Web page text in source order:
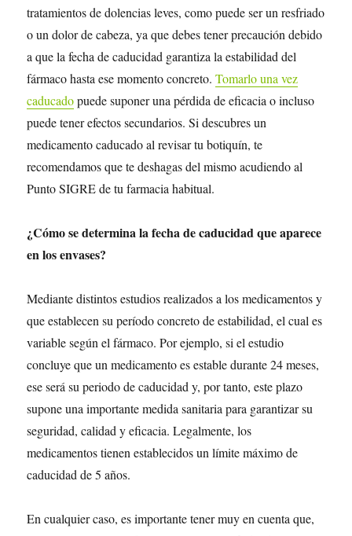
tratamientos de dolencias leves, como puede ser un resfriado
o un dolor de cabeza, ya que debes tener precaución debido
a que la fecha de caducidad garantiza la estabilidad del
fármaco hasta ese momento concreto.Tomarlo una vez
caducadopuede suponer una pérdida de eficacia o incluso
puede tener efectos secundarios. Si descubres un
medicamento caducado al revisar tu botiquín, te
recomendamos que te deshagas del mismo acudiendo al
Punto SIGRE de tu farmacia habitual.
¿Cómo se determina la fecha de caducidad que aparece
en los envases?
Mediante distintos estudios realizados a los medicamentos y
que establecen su período concreto de estabilidad, el cual es
variable según el fármaco. Por ejemplo, si el estudio
concluye que un medicamento es estable durante 24 meses,
ese será su periodo de caducidad y, por tanto, este plazo
supone una importante medida sanitaria para garantizar su
seguridad, calidad y eficacia. Legalmente, los
medicamentos tienen establecidos un límite máximo de
caducidad de 5 años.
En cualquier caso, es importante tener muy en cuenta que,